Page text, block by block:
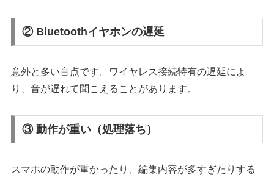
② Bluetoothイヤホンの遅延
意外と多い盲点です。ワイヤレス接続特有の遅延によ
り、音が遅れて聞こえることがあります。
③ 動作が重い（処理落ち）
スマホの動作が重かったり、編集内容が多すぎたりする